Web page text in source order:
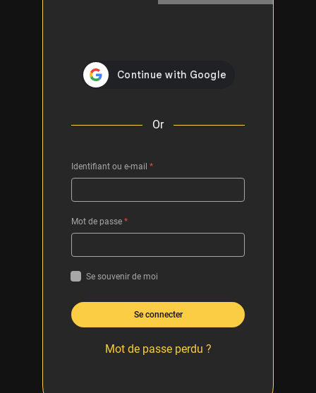
Or
Identifiant ou e-mail *
Mot de passe *
Se souvenir de moi
Se connecter
Mot de passe perdu ?